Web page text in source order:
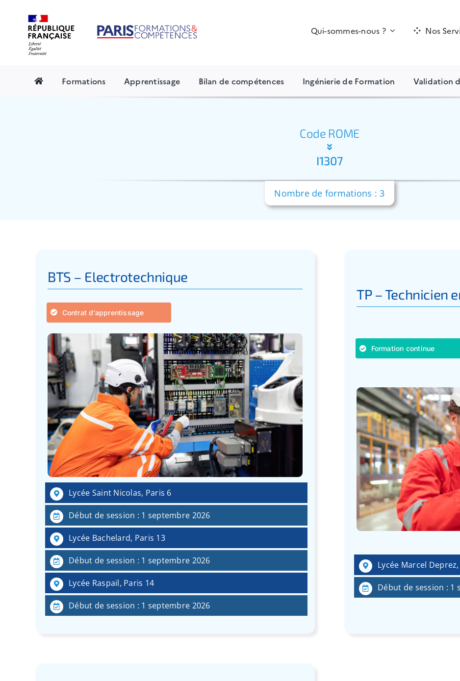
content
Qui-sommes-nous ? Nos
Formations Apprentissage Bilan de compétences Ingénierie de Formation Validation
Code ROME
I1307
Nombre de formations : 3
BTS – Electrotechnique
Contrat d’apprentissage
Lycée Saint Nicolas, Paris 6
Début de session : 1 septembre 2026
Lycée Bachelard, Paris 13
Début de session : 1 septembre 2026
Lycée Raspail, Paris 14
Début de session : 1 septembre 2026
TP – Technicien
Formation continue
Lycée Marcel
Début de session : 1